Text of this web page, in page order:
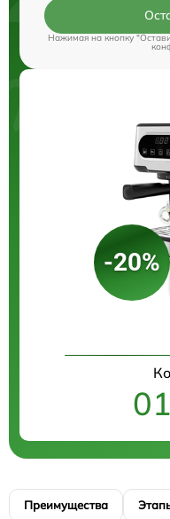
Нажимая на кнопку
-20%
Преимущества